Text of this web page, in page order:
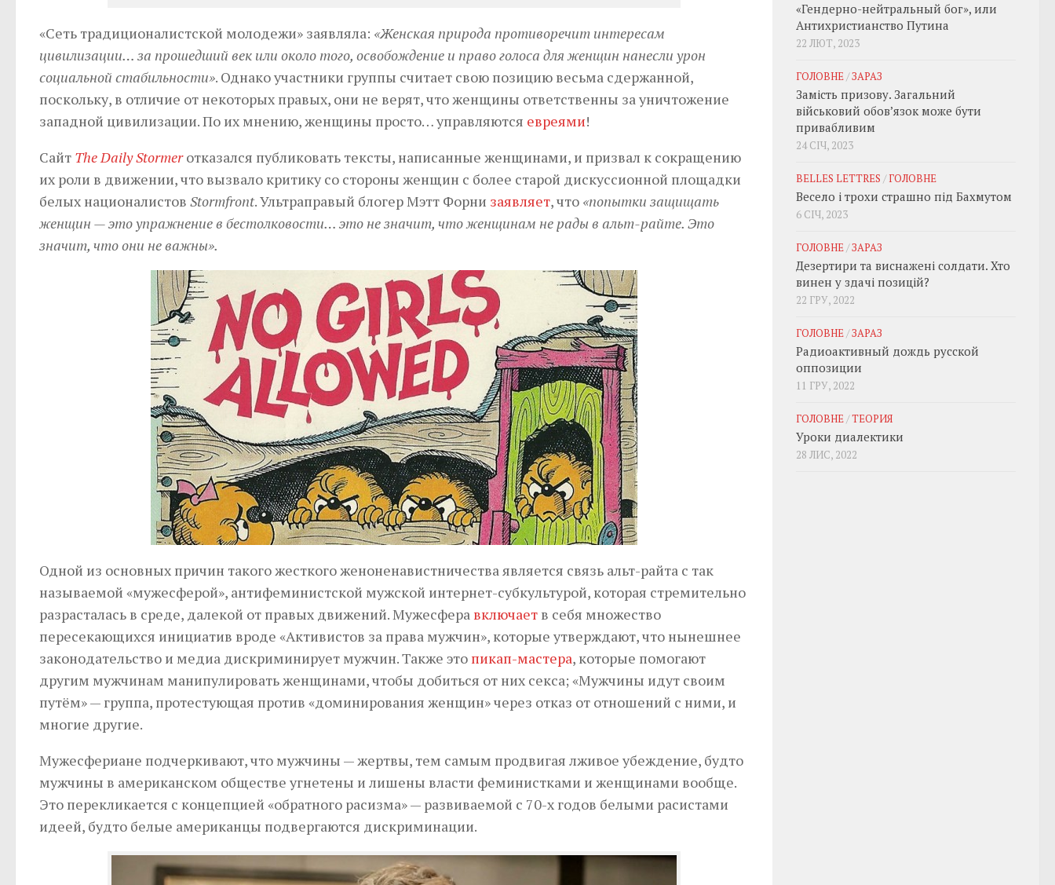
«Сеть традиционалистской молодежи» заявляла: «Женская природа противоречит интересам
цивилизации… за прошедший век или около того, освобождение и право голоса для женщин нанесли урон
социальной стабильности». Однако участники группы считает свою позицию весьма сдержанной,
поскольку, в отличие от некоторых правых, они не верят, что женщины ответственны за уничтожение
западной цивилизации. По их мнению, женщины просто… управляются евреями!
Сайт The Daily Stormerотказался публиковать тексты, написанные женщинами, и призвал к сокращению
их роли в движении, что вызвало критику со стороны женщин с более старой дискуссионной площадки
белых националистов Stormfront. Ультраправый блогер Мэтт Форни заявляет, что «попытки защищать
женщин — это упражнение в бестолковости… это не значит, что женщинам не рады в альт-райте. Это
значит, что они не важны».
Одной из основных причин такого жесткого женоненавистничества является связь альт-райта с так
называемой «мужесферой», антифеминистской мужской интернет-субкультурой, которая стремительно
разрасталась в среде, далекой от правых движений. Мужесфера включает в себя множество
пересекающихся инициатив вроде «Активистов за права мужчин», которые утверждают, что нынешнее
законодательство и медиа дискриминирует мужчин. Также это пикап-мастера, которые помогают
другим мужчинам манипулировать женщинами, чтобы добиться от них секса; «Мужчины идут своим
путём» — группа, протестующая против «доминирования женщин» через отказ от отношений с ними, и
многие другие.
Мужесфериане подчеркивают, что мужчины — жертвы, тем самым продвигая лживое убеждение, будто
мужчины в американском обществе угнетены и лишены власти феминистками и женщинами вообще.
Это перекликается с концепцией «обратного расизма» — развиваемой с 70-х годов белыми расистами
идеей, будто белые американцы подвергаются дискриминации.
«Гендерно-нейтральный бог», или
Антихристианство Путина
22 ЛЮТ, 2023
ГОЛОВНЕ/ЗАРАЗ
Замість призову. Загальний
військовий обовʼязок може бути
привабливим
24 СІЧ, 2023
BELLES LETTRES /ГОЛОВНЕ
Весело і трохи страшно під Бахмутом
6 СІЧ, 2023
ГОЛОВНЕ/ЗАРАЗ
Дезертири та виснажені солдати. Хто
винен у здачі позицій?
22 ГРУ, 2022
ГОЛОВНЕ/ЗАРАЗ
Радиоактивный дождь русской
оппозиции
11 ГРУ, 2022
ГОЛОВНЕ/ТЕОРИЯ
Уроки диалектики
28 ЛИС, 2022